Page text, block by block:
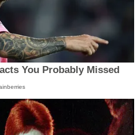
You Probably Missed